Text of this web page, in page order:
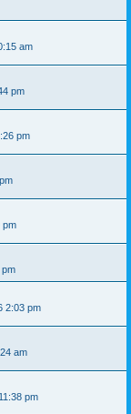
am
pm
pm
pm
pm
2:03 pm
am
pm